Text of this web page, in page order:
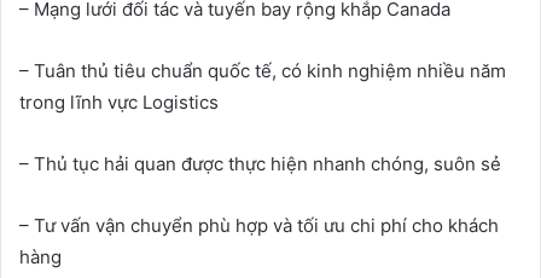
– Mạng lưới đối tác và tuyến bay rộng khắp Canada
– Tuân thủ tiêu chuẩn quốc tế, có kinh nghiệm nhiều năm
trong lĩnh vực Logistics
– Thủ tục hải quan được thực hiện nhanh chóng, suôn sẻ
– Tư vấn vận chuyển phù hợp và tối ưu chi phí cho khách
hàng